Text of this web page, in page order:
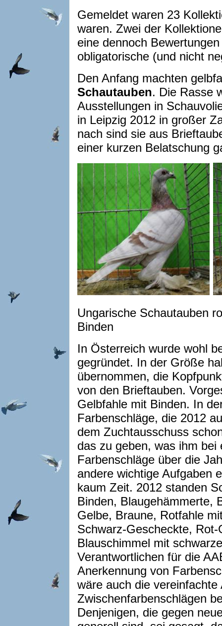
Gemeldet waren 23
waren. Zwei der
eine dennoch
obligatorische (und nicht
Den Anfang machten
Schautauben. Die Rasse
Ausstellungen in
in Leipzig 2012 in großer
nach sind sie aus
einer kurzen Belatschung
Ungarische Schautauben
Binden
In Österreich wurde wohl
gegründet. In der Größe
übernommen, die
von den Brieftauben.
Gelbfahle mit Binden. In
Farbenschläge, die 2012
dem Zuchtausschuss
das zu geben, was ihm
Farbenschläge über die
andere wichtige Aufgaben
kaum Zeit. 2012 standen
Binden, Blaugehämmerte,
Gelbe, Braune, Rotfahle
Schwarz-Gescheckte,
Blauschimmel mit
Verantwortlichen für die
Anerkennung von
wäre auch die
Zwischenfarbenschlägen
Denjenigen, die gegen